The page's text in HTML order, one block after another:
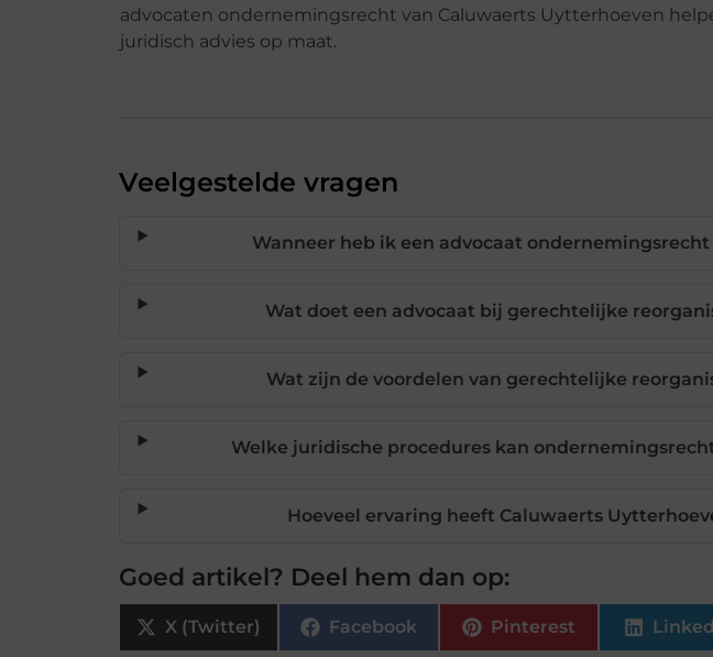
advocaten ondernemingsrecht van Caluwaerts Uytterhoeven
juridisch advies op maat.
Veelgestelde vragen
Wanneer heb ik een advocaat ondernemingsrecht
Wat doet een advocaat bij gerechtelijke
Wat zijn de voordelen van gerechtelijke
Welke juridische procedures kan
Hoeveel ervaring heeft Caluwaerts
Goed artikel? Deel hem dan op:
X (Twitter) Facebook Pinterest